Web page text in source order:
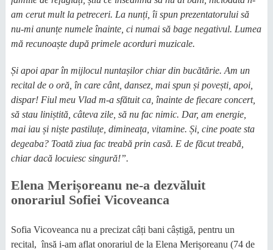
am cerut mult la petreceri. La nunți, îi spun prezentatorului să
nu-mi anunțe numele înainte, ci numai să bage negativul. Lumea
mă recunoaște după primele acorduri muzicale.
Și apoi apar în mijlocul nuntașilor chiar din bucătărie. Am un
recital de o oră, în care cânt, dansez, mai spun și povești, apoi,
dispar! Fiul meu Vlad m-a sfătuit ca, înainte de fiecare concert,
să stau liniștită, câteva zile, să nu fac nimic. Dar, am energie,
mai iau și niște pastiluțe, dimineața, vitamine. Și, cine poate sta
degeaba? Toată ziua fac treabă prin casă. E de făcut treabă,
chiar dacă locuiesc singură!”.
Elena Merișoreanu ne-a dezvăluit
onorariul Sofiei Vicoveanca
Sofia Vicoveanca nu a precizat câți bani câștigă, pentru un
recital, însă i-am aflat onorariul de la Elena Merișoreanu (74 de